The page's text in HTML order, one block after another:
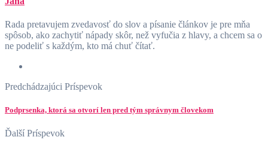
Rada pretavujem zvedavosť do slov a písanie článkov je pre mňa
spôsob, ako zachytiť nápady skôr, než vyfučia z hlavy, a chcem sa o
ne podeliť s každým, kto má chuť čítať.
Predchádzajúci Príspevok
Podprsenka, ktorá sa otvorí len pred tým správnym človekom
Ďalší Príspevok